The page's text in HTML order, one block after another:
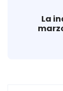
La